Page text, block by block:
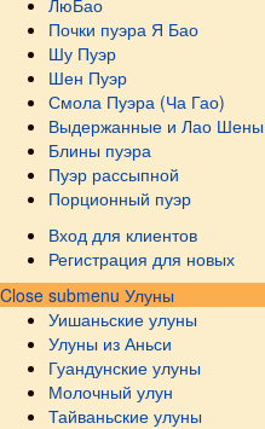
ЛюБао
Почки пуэра Я Бао
Шу Пуэр
Шен Пуэр
Смола Пуэра (Ча Гао)
Выдержанные и Лао Шены
Блины пуэра
Пуэр рассыпной
Порционный пуэр
Вход для клиентов
Регистрация для новых
Close submenu Улуны
Уишаньские улуны
Улуны из Аньси
Гуандунские улуны
Молочный улун
Тайваньские улуны